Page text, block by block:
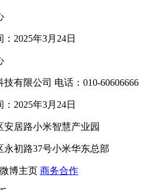
2025年3月24日
有限公司 电话：010-60606666
2025年3月24日
居路小米智慧产业园
初路37号小米华东总部
微博主页 商务合作